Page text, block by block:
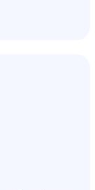
bạc hà với
dán băng vào